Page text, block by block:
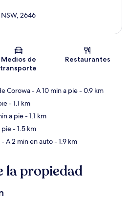
Sección del mapa
2646
Medios de
transporte
Restaurantes
Corowa- A 10 min a pie- 0.9 km
- 1.1 km
a pie- 1.1 km
pie- 1.5 km
- A 2 min en auto- 1.9 km
la propiedad